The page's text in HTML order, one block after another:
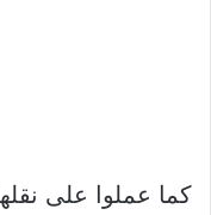
كما عملوا على